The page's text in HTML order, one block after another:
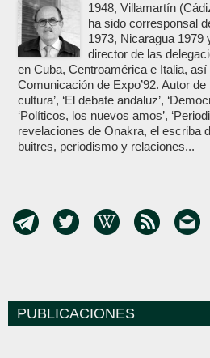
1948, Villamartín
ha sido corresponsal
1973, Nicaragua 1979
director de las
en Cuba, Centroamérica e Italia,
Comunicación de Expo’92. Autor
cultura’, ‘El debate andaluz’,
‘Políticos, los nuevos amos’,
revelaciones de Onakra, el escriba
buitres, periodismo y relaciones...
PUBLICACIONES